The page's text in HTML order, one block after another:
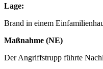
Lage:
Brand in einem
Maßnahme (NE)
Der Angriffstrupp führte